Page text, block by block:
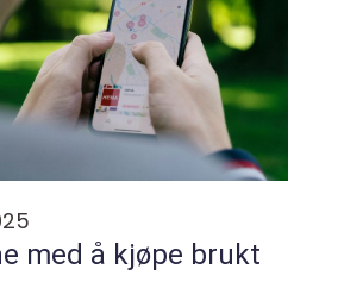
med å kjøpe brukt